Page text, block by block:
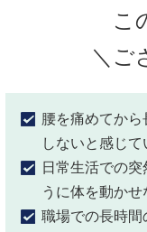
こ
＼ご
腰を痛めてか
しないと感じて
日常生活での
うに体を動かせ
職場での長時間